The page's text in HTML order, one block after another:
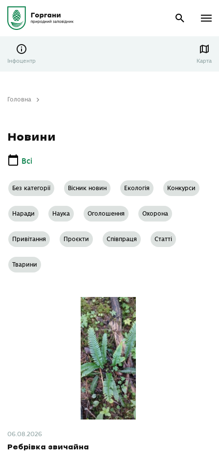
Інфоцентр Карта
Головна
Новини
Всі
Без категорії Вісник новин Екологія Конкурси
Наради Наука Оголошення Охорона
Привітання Проєкти Співпраця Статті
Тварини
06.08.2026
Ребрівка звичайна